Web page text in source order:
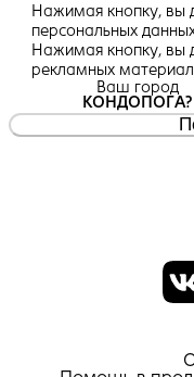
Нажимая кнопку, вы
персональных
Нажимая кнопку, вы
рекламных
Ваш город
КОНДОПОГА?